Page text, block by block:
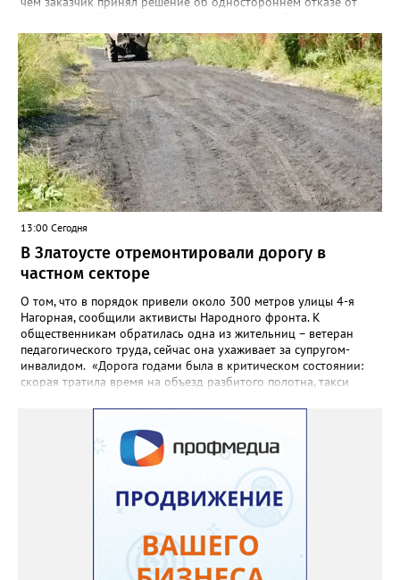
Челябинском УФАС. Антимонопольная служба приняла
решение включить ООО «ПИАЛ» в реестр недобросовестных
поставщиков. В чёрном списке уфимский подрядчик будет два
года.
13:00 Сегодня
В Златоусте отремонтировали дорогу в
частном секторе
О том, что в порядок привели около 300 метров улицы 4-я
Нагорная, сообщили активисты Народного фронта. К
общественникам обратилась одна из жительниц – ветеран
педагогического труда, сейчас она ухаживает за супругом-
инвалидом. «Дорога годами была в критическом состоянии:
скорая тратила время на объезд разбитого полотна, такси
однажды реанимация не смогла добраться до больного.
Жители писали в администрацию города и другие инстанции,
пытались ремонтировать дорогу своими силами – всё тщетно»,
– рассказали в ОНФ. Общественники подчеркнули: именно
они добились, чтобы участок разровняли и отсыпали. Для
этого потребовалось обратиться в мэрию Златоуста.